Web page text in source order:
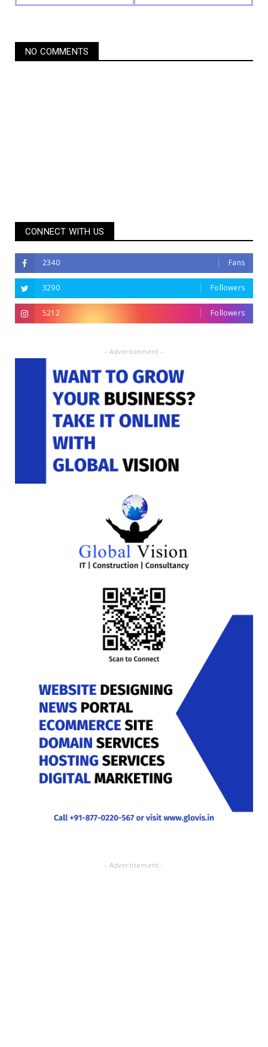
NO COMMENTS
CONNECT WITH US
2340 Fans
3290 Followers
5212 Followers
- Advertisement -
- Advertisement -